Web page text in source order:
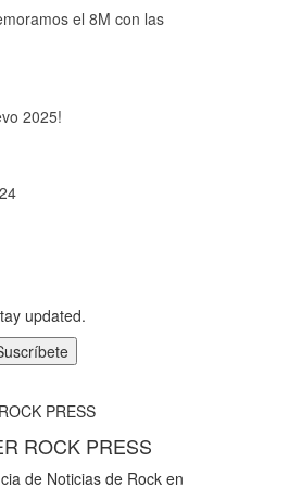
el 8M con las
2025!
updated.
PRESS
de Noticias de Rock en